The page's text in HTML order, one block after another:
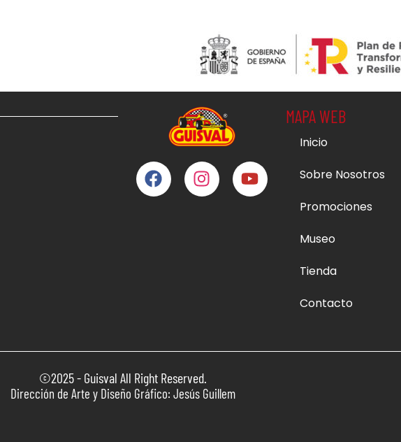
MAPA WEB
Inicio
Sobre Nosotros
Promociones
Museo
Tienda
Contacto
©2025 - Guisval All Right Reserved.
Dirección de Arte y Diseño Gráfico: Jesús Guillem